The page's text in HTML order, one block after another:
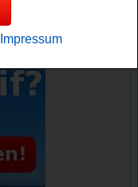
Impressum